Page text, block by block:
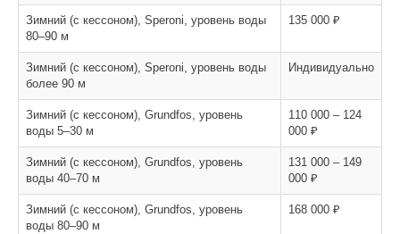
Зимний (с кессоном), Speroni, уровень воды
80–90 м
135 000 ₽
Зимний (с кессоном), Speroni, уровень воды
более 90 м
Индивидуально
Зимний (с кессоном), Grundfos, уровень
воды 5–30 м
110 000 – 124
000 ₽
Зимний (с кессоном), Grundfos, уровень
воды 40–70 м
131 000 – 149
000 ₽
Зимний (с кессоном), Grundfos, уровень
воды 80–90 м
168 000 ₽